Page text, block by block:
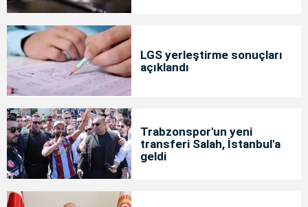
LGS yerleştirme sonuçları
açıklandı
Trabzonspor'un yeni
transferi Salah, İstanbul'a
geldi